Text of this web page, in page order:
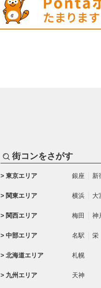
街コンをさがす
東京エリア 銀座 新
関東エリア 横浜 大
関西エリア 梅田 神
中部エリア 名駅 栄
北海道エリア 札幌
九州エリア 天神